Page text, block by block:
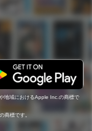
地域におけるApple Inc.の商標で
商標です。